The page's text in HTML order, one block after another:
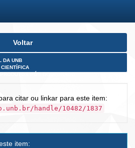
Voltar
DA UNB
citar ou linkar para este item:
handle/10482/1837
item: